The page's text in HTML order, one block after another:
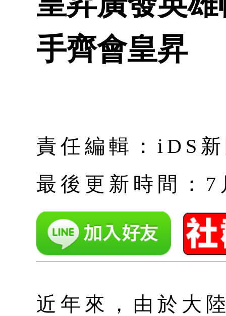
手齊會皇昇
責任編輯：iDS
最後更新時間：
近年來，由於大